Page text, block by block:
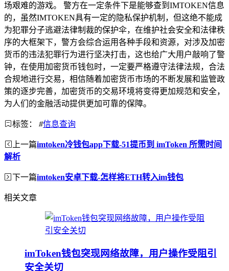
场艰难的游戏。 警方在一定条件下是能够查到IMTOKEN信息
的，虽然IMTOKEN具有一定的隐私保护机制，但这绝不能成
为犯罪分子逃避法律制裁的保护伞，在维护社会安全和法律秩
序的大框架下，警方会综合运用各种手段和资源，对涉及加密
货币的违法犯罪行为进行坚决打击，这也给广大用户敲响了警
钟，在使用加密货币钱包时，一定要严格遵守法律法规，合法
合规地进行交易，相信随着加密货币市场的不断发展和监管政
策的逐步完善，加密货币的交易环境将变得更加规范和安全，
为人们的金融活动提供更加可靠的保障。
标签： #信息查询
上一篇imtoken冷钱包app下载-51提币到 imToken 所需时间
解析
下一篇imtoken安卓下载-怎样将ETH转入im钱包
相关文章
imToken钱包突现网络故障，用户操作受阻引
安全关切